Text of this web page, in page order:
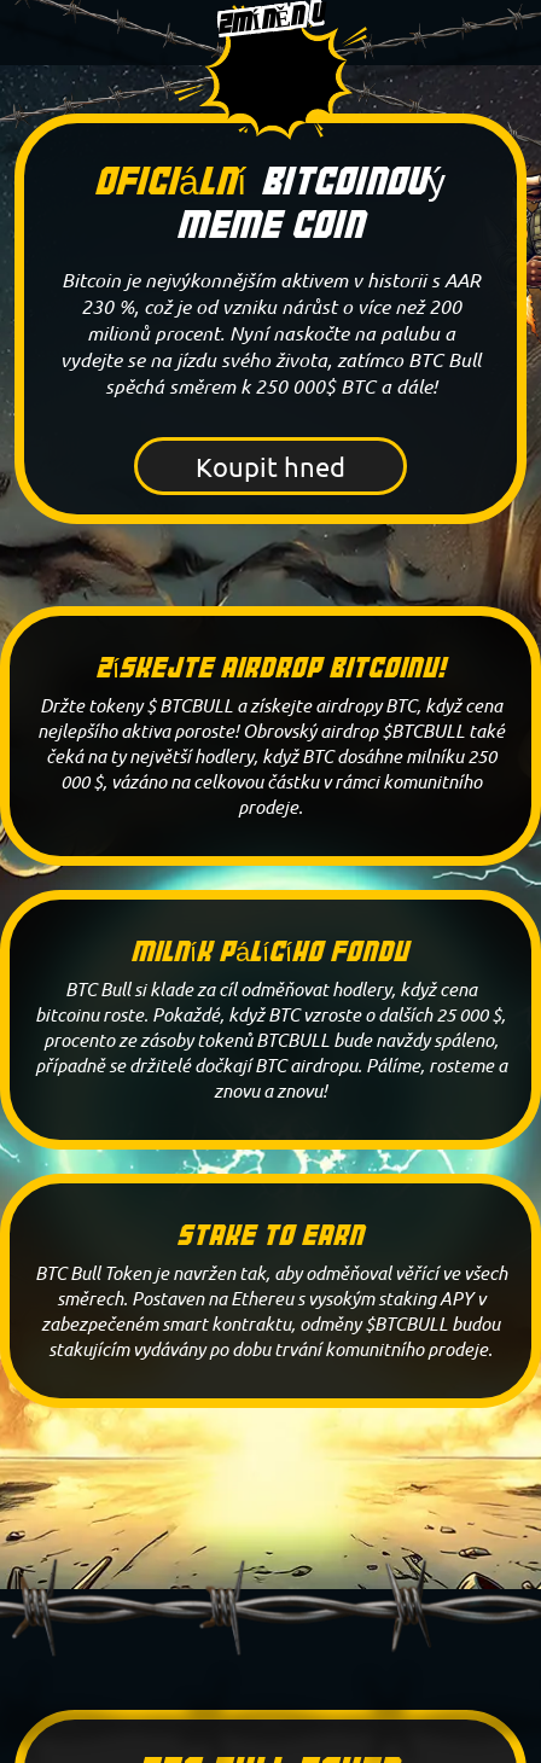
ZMÍNĚN V
Oficiální Bitcoinový
Meme Coin
Bitcoin je nejvýkonnějším aktivem v historii s AAR
230 %, což je od vzniku nárůst o více než 200
milionů procent. Nyní naskočte na palubu a
vydejte se na jízdu svého života, zatímco BTC Bull
spěchá směrem k 250 000$ BTC a dále!
Koupit hned
Získejte airdrop Bitcoinu!
Držte tokeny $ BTCBULL a získejte airdropy BTC, když cena
nejlepšího aktiva poroste! Obrovský airdrop $BTCBULL také
čeká na ty největší hodlery, když BTC dosáhne milníku 250
000 $, vázáno na celkovou částku v rámci komunitního
prodeje.
Milník pálícího fondu
BTC Bull si klade za cíl odměňovat hodlery, když cena
bitcoinu roste. Pokaždé, když BTC vzroste o dalších 25 000 $,
procento ze zásoby tokenů BTCBULL bude navždy spáleno,
případně se držitelé dočkají BTC airdropu. Pálíme, rosteme a
znovu a znovu!
Stake to earn
BTC Bull Token je navržen tak, aby odměňoval věřící ve všech
směrech. Postaven na Ethereu s vysokým staking APY v
zabezpečeném smart kontraktu, odměny $BTCBULL budou
stakujícím vydávány po dobu trvání komunitního prodeje.